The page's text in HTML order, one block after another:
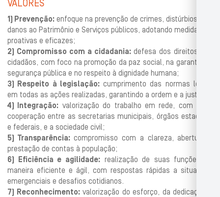
VALORES
1) Prevenção: enfoque na prevenção de crimes, distúrbios e
danos ao Patrimônio e Serviços públicos, adotando medidas
proativas e eficazes;
2)
Compromisso com a cidadania: defesa dos direitos dos
cidadãos, com foco na promoção da paz social, na garantia da
segurança pública e no respeito à dignidade humana;
3)
Respeito à legislação: cumprimento das normas legais
em todas as ações realizadas, garantindo a ordem e a justiça;
4)
Integração: valorização do trabalho em rede, com forte
cooperaçãoentre as secretarias municipais, órgãos estaduais
e federais, e a sociedade civil;
5)
Transparência: compromisso com a clareza, abertura e
prestação de contas à população;
6)
Eficiência e agilidade:
realização de suas funções de
maneira eficiente e ágil, com respostas rápidas a situações
emergenciais e desafios cotidianos.
7)
Reconhecimento: valorização do esforço, da dedicação e